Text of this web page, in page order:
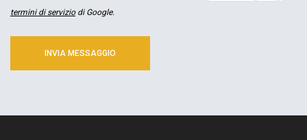
termini di serviziodi Google.